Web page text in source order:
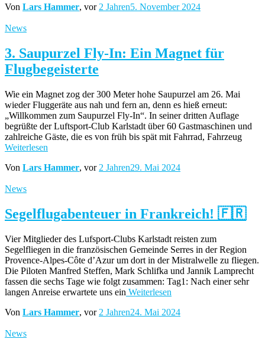
Von Lars Hammer, vor 2 Jahren5. November 2024
News
3. Saupurzel Fly-In: Ein Magnet für
Flugbegeisterte
Wie ein Magnet zog der 300 Meter hohe Saupurzel am 26. Mai
wieder Fluggeräte aus nah und fern an, denn es hieß erneut:
„Willkommen zum Saupurzel Fly-In“. In seiner dritten Auflage
begrüßte der Luftsport-Club Karlstadt über 60 Gastmaschinen und
zahlreiche Gäste, die es von früh bis spät mit Fahrrad, Fahrzeug
Weiterlesen
Von Lars Hammer, vor 2 Jahren29. Mai 2024
News
Segelflugabenteuer in Frankreich! 🇫🇷
Vier Mitglieder des Lufsport-Clubs Karlstadt reisten zum
Segelfliegen in die französischen Gemeinde Serres in der Region
Provence-Alpes-Côte d’Azur um dort in der Mistralwelle zu fliegen.
Die Piloten Manfred Steffen, Mark Schlifka und Jannik Lamprecht
fassen die sechs Tage wie folgt zusammen: Tag1: Nach einer sehr
langen Anreise erwartete uns ein Weiterlesen
Von Lars Hammer, vor 2 Jahren24. Mai 2024
News